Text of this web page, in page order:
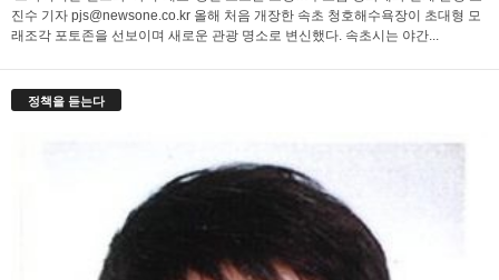
진수 기자 pjs@newsone.co.kr 올해 처음 개장한 속초 청호해수욕장이 초대형 모
래조각 포토존을 선보이며 새로운 관광 명소로 변신했다. 속초시는 야간...
정책을 듣는다